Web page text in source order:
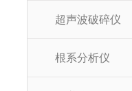
超声波破碎仪
根系分析仪